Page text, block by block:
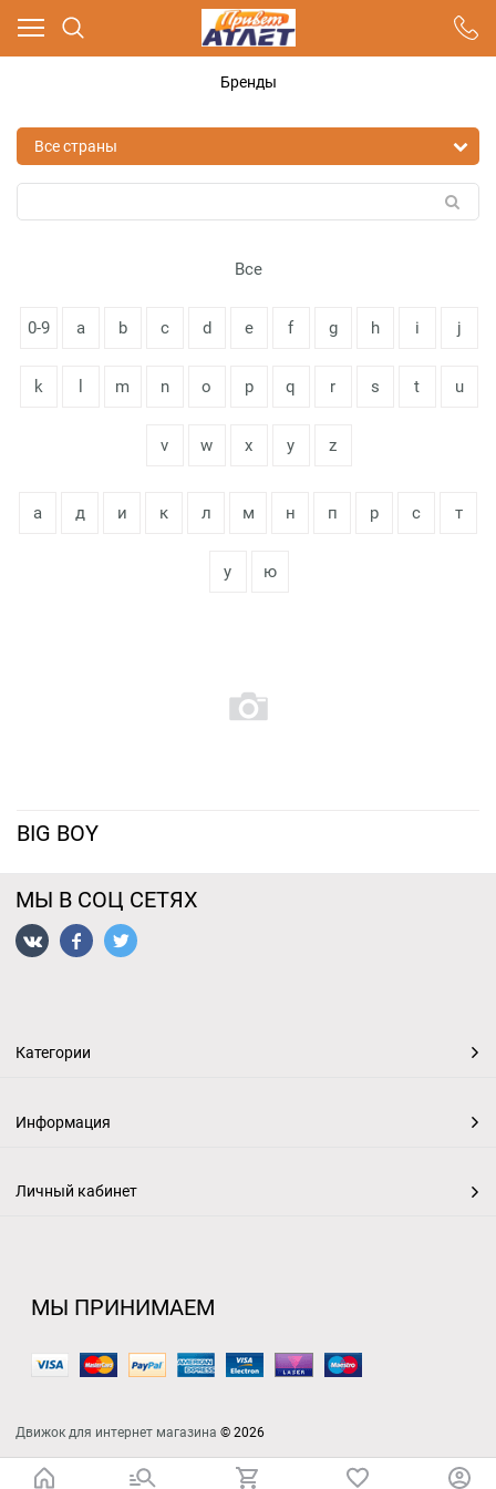
Бренды
Все
0-9 a b c d e f g h i j
k m n o p q r s t u
v w x y z
а д и к л м н п р с т
у ю
BIG BOY
МЫ В СОЦ СЕТЯХ
Категории
Информация
Личный кабинет
МЫ ПРИНИМАЕМ
Движок для интернет магазина © 2026
Ваш город - Москва,
угадали?